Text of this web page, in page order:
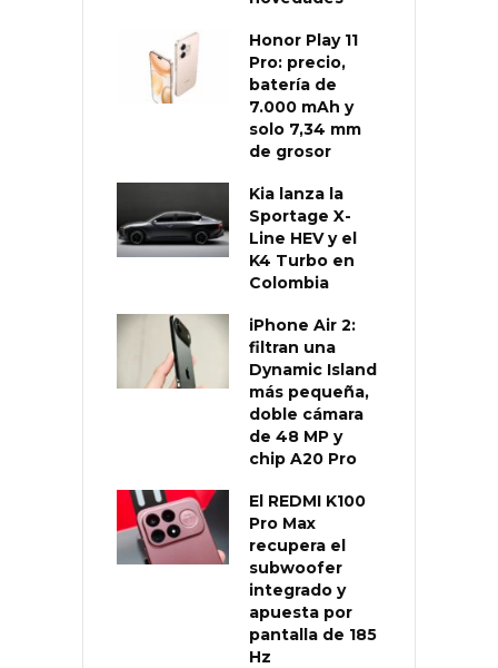
Honor Play 11
Pro: precio,
batería de
7.000 mAh y
solo 7,34 mm
de grosor
Kia lanza la
Sportage X-
Line HEV y el
K4 Turbo en
Colombia
iPhone Air 2:
filtran una
Dynamic Island
más pequeña,
doble cámara
de 48 MP y
chip A20 Pro
El REDMI K100
Pro Max
recupera el
subwoofer
integrado y
apuesta por
pantalla de 185
Hz